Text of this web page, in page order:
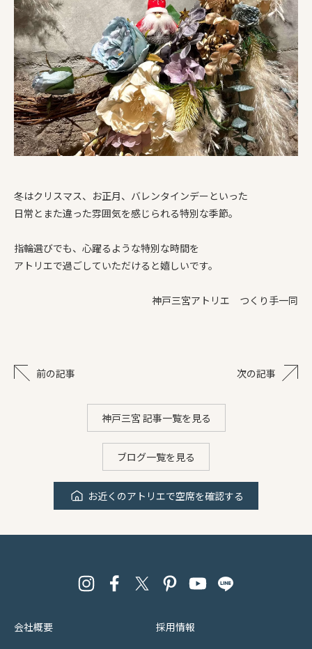
冬はクリスマス、お正月、バレンタインデーといった
日常とまた違った雰囲気を感じられる特別な季節。
指輪選びでも、心躍るような特別な時間を
アトリエで過ごしていただけると嬉しいです。
神戸三宮アトリエ つくり手一同
前の記事 次の記事
神戸三宮 記事一覧を見る
ブログ一覧を見る
お近くのアトリエで空席を確認する
会社概要 採用情報